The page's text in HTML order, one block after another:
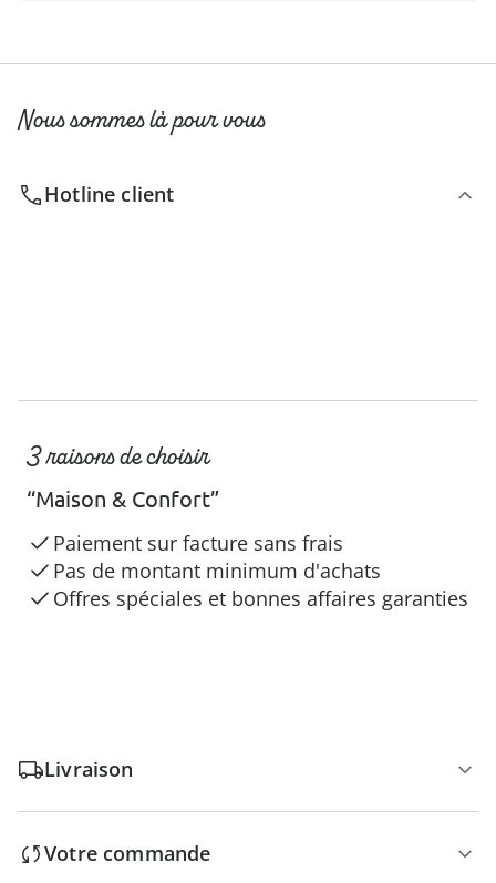
Nous sommes là pour vous
Hotline client
3 raisons de choisir
“Maison & Confort”
Paiement sur facture sans frais
Pas de montant minimum d'achats
Offres spéciales et bonnes affaires garanties
Livraison
Votre commande